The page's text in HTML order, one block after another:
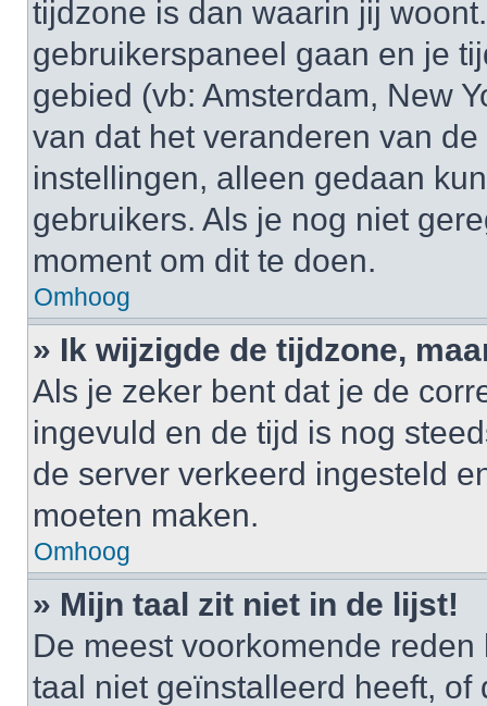
tijdzone is dan waarin jij
gebruikerspaneel gaan en je
gebied (vb: Amsterdam, New
van dat het veranderen van
instellingen, alleen gedaan
gebruikers. Als je nog niet
moment om dit te doen.
Omhoog
» Ik wijzigde de tijdzone,
Als je zeker bent dat je de
ingevuld en de tijd is nog
de server verkeerd ingesteld
moeten maken.
Omhoog
» Mijn taal zit niet in de lijst!
De meest voorkomende
taal niet geïnstalleerd heeft,